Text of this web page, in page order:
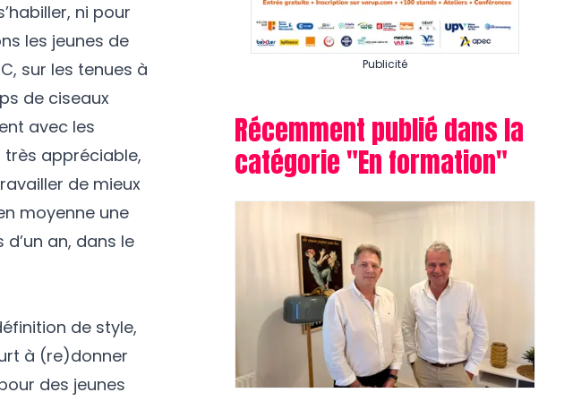
ni pour
les jeunes de
sur les tenues à
de ciseaux
avec les
très appréciable,
de mieux
moyenne une
an, dans le
de style,
à (re)donner
des jeunes
Publicité
Récemment publié dans la
catégorie "En formation"